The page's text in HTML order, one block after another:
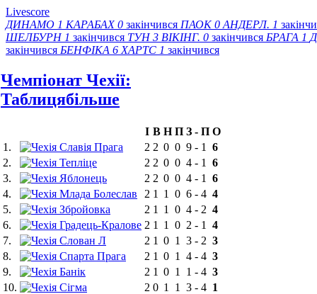
Livescore
ДИНАМО 1 КАРАБАХ 0 закінчився ПАОК 0 АНДЕРЛ. 1
ШЕЛБУРН 1 закінчився ТУН 3 ВІКІНГ. 0 закінчився БРАГА 1
закінчився БЕНФІКА 6 ХАРТС 1 закінчився
Чемпіонат Чехії:
Таблицябільше
І В Н П З - П О
1.
Славія Прага 2 2 0 0 9 - 1
6
2.
Тепліце 2 2 0 0 4 - 1
6
3.
Яблонець 2 2 0 0 4 - 1
6
4.
Млада Болеслав 2 1 1 0 6 - 4 4
5.
Збройовка 2 1 1 0 4 - 2 4
6.
Градець-Кралове 2 1 1 0 2 - 1
4
7.
Слован Л 2 1 0 1 3 - 2 3
8.
Спарта Прага 2 1 0 1 4 - 4 3
9.
Банік 2 1 0 1 1 - 4 3
10.
Сігма 2 0 1 1 3 - 4 1